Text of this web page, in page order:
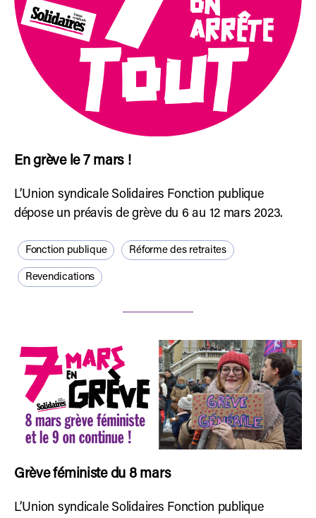
En grève le 7 mars !
L’Union syndicale Solidaires Fonction publique
dépose un préavis de grève du 6 au 12 mars 2023.
Fonction publique Réforme des retraites
Revendications
Grève féministe du 8 mars
L’Union syndicale Solidaires Fonction publique